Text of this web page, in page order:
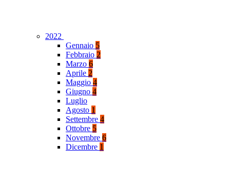
2022
Gennaio 5
Febbraio 2
Marzo 6
Aprile 2
Maggio 4
Giugno 4
Luglio
Agosto 1
Settembre 4
Ottobre 5
Novembre 6
Dicembre 1